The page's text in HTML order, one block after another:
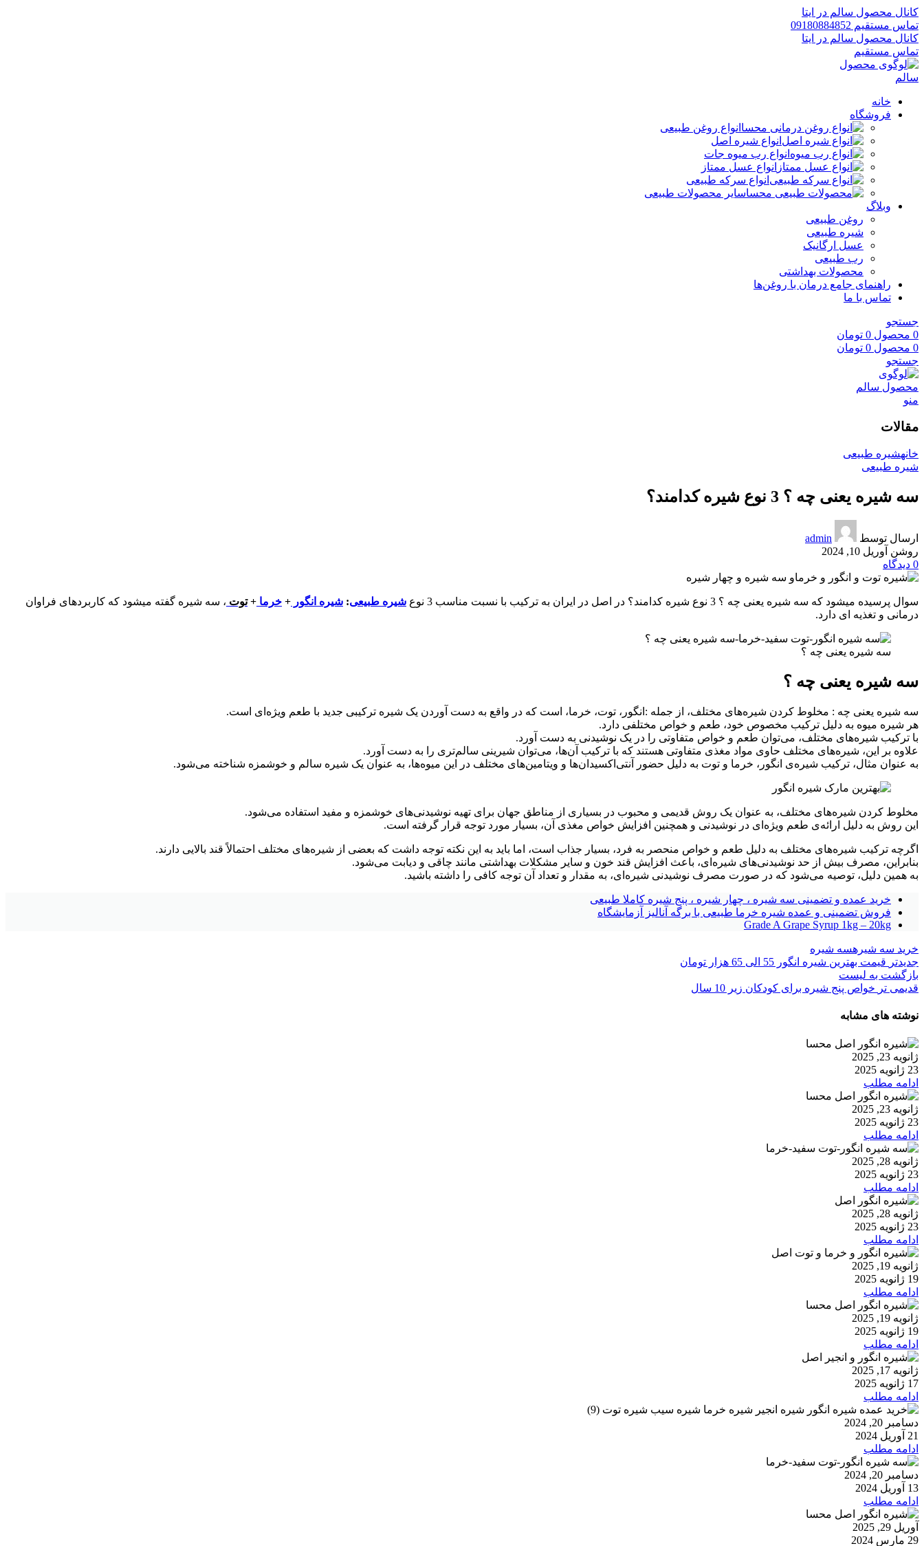
کانال محصول سالم در ایتا
تماس مستقیم 09180884852
کانال محصول سالم در ایتا
تماس مستقیم
خانه
فروشگاه
انواع روغن طبیعی
انواع شیره اصل
انواع رب میوه جات
انواع عسل ممتاز
انواع سرکه طبیعی
سایر محصولات طبیعی
وبلاگ
روغن طبیعی
شیره طبیعی
عسل ارگانیک
رب طبیعی
محصولات بهداشتی
راهنمای جامع درمان با روغن‌ها
تماس با ما
جستجو
0 محصول 0 تومان
0 محصول 0 تومان
جستجو
منو
مقالات
خانهشیره طبیعی
شیره طبیعی
سه شیره یعنی چه ؟ 3 نوع شیره کدامند؟
ارسال توسط
admin
روشن آوریل 10, 2024
0 دیدگاه
سوال پرسیده میشود که سه شیره یعنی چه ؟ 3 نوع شیره کدامند؟ در اصل در ایران به ترکیب با نسبت مناسب 3 نوع شیره طبیعی: شیره انگور + خرما +توت ، سه شیره گفته میشود که کاربردهای فراوان
درمانی و تغذیه ای دارد.
سه شیره یعنی چه ؟
سه شیره یعنی چه ؟
سه شیره یعنی چه : مخلوط کردن شیره‌های مختلف، از جمله :انگور، توت، خرما، است که در واقع به دست آوردن یک شیره ترکیبی جدید با طعم ویژه‌ای است.
هر شیره میوه به دلیل ترکیب مخصوص خود، طعم و خواص مختلفی دارد.
با ترکیب شیره‌های مختلف، می‌توان طعم و خواص متفاوتی را در یک نوشیدنی به دست آورد.
علاوه بر این، شیره‌های مختلف حاوی مواد مغذی متفاوتی هستند که با ترکیب آن‌ها، می‌توان شیرینی سالم‌تری را به دست آورد.
به عنوان مثال، ترکیب شیره‌ی انگور، خرما و توت به دلیل حضور آنتی‌اکسیدان‌ها و ویتامین‌های مختلف در این میوه‌ها، به عنوان یک شیره سالم و خوشمزه شناخته می‌شود.
مخلوط کردن شیره‌های مختلف، به عنوان یک روش قدیمی و محبوب در بسیاری از مناطق جهان برای تهیه نوشیدنی‌های خوشمزه و مفید استفاده می‌شود.
این روش به دلیل ارائه‌ی طعم ویژه‌ای در نوشیدنی و همچنین افزایش خواص مغذی آن، بسیار مورد توجه قرار گرفته است.
اگرچه ترکیب شیره‌های مختلف به دلیل طعم و خواص منحصر به فرد، بسیار جذاب است، اما باید به این نکته توجه داشت که بعضی از شیره‌های مختلف احتمالاً قند بالایی دارند.
بنابراین، مصرف بیش از حد نوشیدنی‌های شیره‌ای، باعث افزایش قند خون و سایر مشکلات بهداشتی مانند چاقی و دیابت می‌شود.
به همین دلیل، توصیه می‌شود که در صورت مصرف نوشیدنی شیره‌ای، به مقدار و تعداد آن توجه کافی را داشته باشید.
خرید عمده و تضمینی سه شیره ، چهار شیره ، پنج شیره کاملا طبیعی
فروش تضمینی و عمده شیره خرما طبیعی با برگه آنالیز آزمایشگاه
Grade A Grape Syrup 1kg – 20kg
خرید سه شیرهسه شیره
جدیدتر قیمت بهترین شیره انگور 55 الی 65 هزار تومان
بازگشت به لیست
قدیمی تر خواص پنج شیره برای کودکان زیر 10 سال
نوشته های مشابه
ژانویه 23, 2025
23 ژانویه 2025
ادامه مطلب
ژانویه 23, 2025
23 ژانویه 2025
ادامه مطلب
ژانویه 28, 2025
23 ژانویه 2025
ادامه مطلب
ژانویه 28, 2025
23 ژانویه 2025
ادامه مطلب
ژانویه 19, 2025
19 ژانویه 2025
ادامه مطلب
ژانویه 19, 2025
19 ژانویه 2025
ادامه مطلب
ژانویه 17, 2025
17 ژانویه 2025
ادامه مطلب
دسامبر 20, 2024
21 آوریل 2024
ادامه مطلب
دسامبر 20, 2024
13 آوریل 2024
ادامه مطلب
آوریل 29, 2025
29 مارس 2024